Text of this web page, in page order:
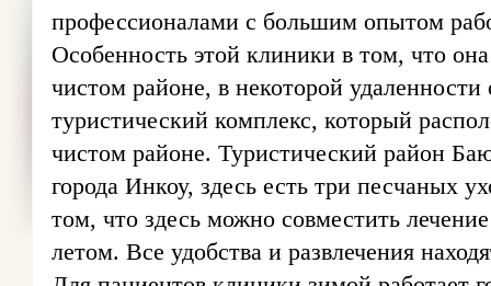
профессионалами с большим опытом
Особенность этой клиники в том, что
чистом районе, в некоторой
туристический комплекс, который
чистом районе. Туристический район
города Инкоу, здесь есть три песчаных
том, что здесь можно совместить
летом. Все удобства и развлечения